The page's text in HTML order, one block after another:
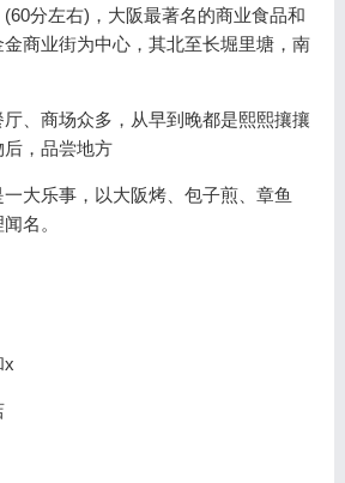
(60分左右)，大阪最著名的商业食品和
商业街为中心，其北至长堀里塘，南
、商场众多，从早到晚都是熙熙攘攘
，品尝地方
大乐事，以大阪烤、包子煎、章鱼
名。
x